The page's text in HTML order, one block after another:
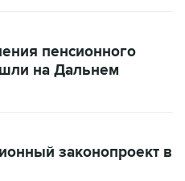
пенсионного
на Дальнем
законопроект в